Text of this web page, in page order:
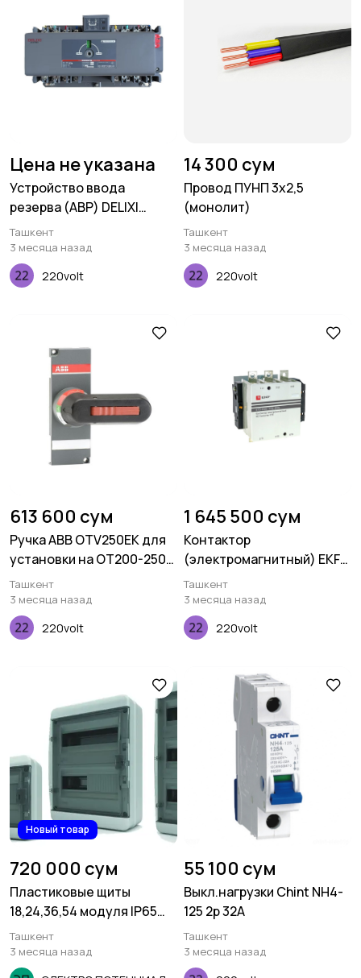
Цена не указана
Устройство ввода
резерва (АВР) DELIXI
CDQ3HB-250S/4P 250A
Ташкент
3 месяца назад
220volt
14 300 сум
Провод ПУНП 3х2,5
(монолит)
Ташкент
3 месяца назад
220volt
613 600 сум
Ручка ABB OTV250EK для
установки на OT200-250
черная
Ташкент
3 месяца назад
220volt
1 645 500 сум
Контактор
(электромагнитный) EKF
ctr-b-185
Ташкент
3 месяца назад
220volt
Новый товар
720 000 сум
Пластиковые щиты
18,24,36,54 модуля IP65
TEKFOR пылевлагозащита
с замком двери в
комплекте
Ташкент
3 месяца назад
55 100 сум
Выкл.нагрузки Chint NH4-
125 2p 32A
Ташкент
3 месяца назад